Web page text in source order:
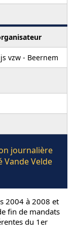
vzw - Beernem
journalière
Vande Velde
2004 à 2008 et
fin de mandats
du 1er